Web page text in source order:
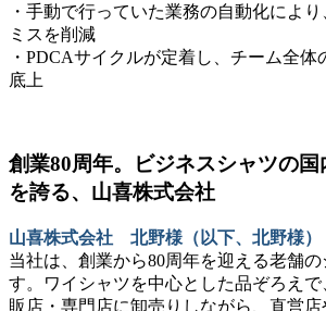
・手動で行っていた業務の自動化によ
ミスを削減
・PDCAサイクルが定着し、チーム全体
底上
創業80周年。ビジネスシャツの
を誇る、山喜株式会社
山喜株式会社 北野様（以下、北野様）
当社は、創業から80周年を迎える老舗
す。ワイシャツを中心とした品ぞろえ
販店・専門店に卸売りしながら、直営店